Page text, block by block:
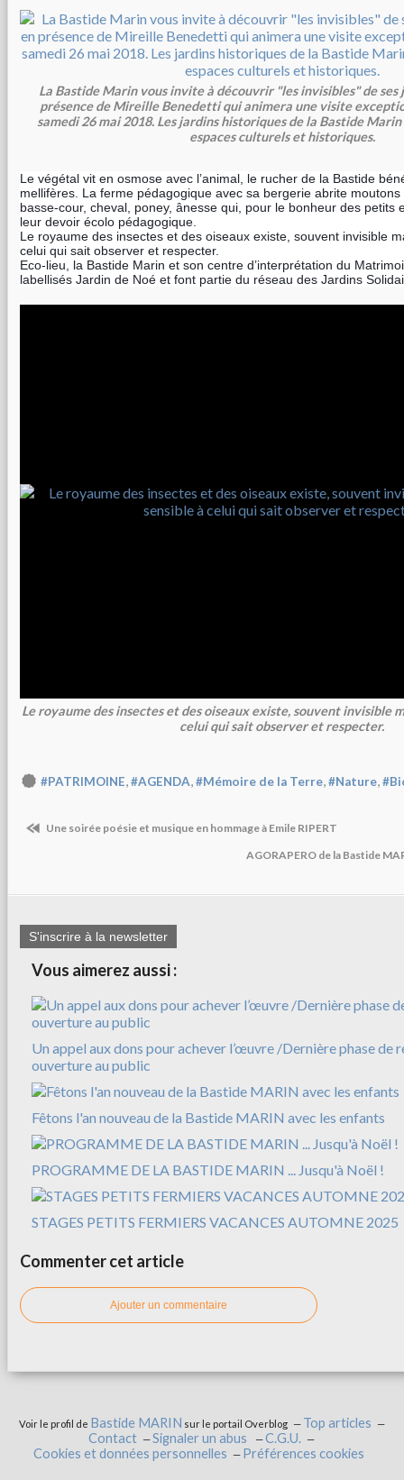
La Bastide Marin vous invite à découvrir "les invisibles" de ses
présence de Mireille Benedetti qui animera une visite
samedi 26 mai 2018. Les jardins historiques de la Bastide
espaces culturels et historiques.
Le végétal vit en osmose avec l’animal, le rucher de la Bastide
mellifères. La ferme pédagogique avec sa bergerie abrite
basse-cour, cheval, poney, ânesse qui, pour le bonheur des petits
leur devoir écolo pédagogique.
Le royaume des insectes et des oiseaux existe, souvent invisible
celui qui sait observer et respecter.
Eco-lieu, la Bastide Marin et son centre d’interprétation du
labellisés Jardin de Noé et font partie du réseau des Jardins
Le royaume des insectes et des oiseaux existe, souvent invisible
celui qui sait observer et respecter.
#PATRIMOINE #AGENDA #Mémoire de la Terre #Nature
Une soirée poésie et musique en hommage à Emile RIPERT
AGORAPERO de la Bastide
S'inscrire à la newsletter
Vous aimerez aussi :
Un appel aux dons pour achever l’œuvre /Dernière phase de
ouverture au public
Fêtons l'an nouveau de la Bastide MARIN avec les enfants
PROGRAMME DE LA BASTIDE MARIN ... Jusqu'à Noël !
STAGES PETITS FERMIERS VACANCES AUTOMNE 2025
Commenter cet article
Ajouter un commentaire
Voir le profil de Bastide MARIN sur le portail Overblog
Top articles
Contact
Signaler un abus
C.G.U.
Cookies et données personnelles
Préférences cookies